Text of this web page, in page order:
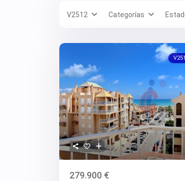
V2512 Categorías
279.900 €